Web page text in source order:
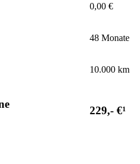
0,00 €
48 Monate
10.000 km
229,- €¹